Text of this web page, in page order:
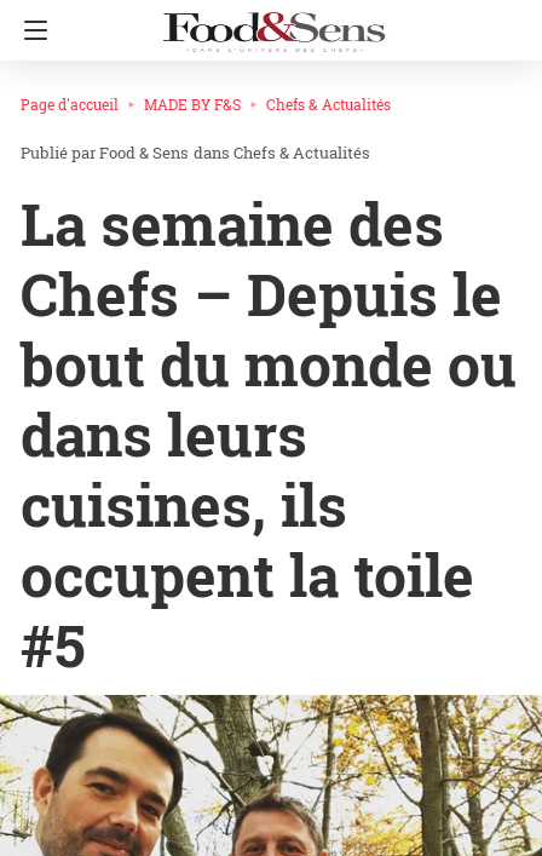
Page d'accueil MADE BY F&S Chefs & Actualités
Food & Sens dans Chefs & Actualités
La semaine des
Chefs – Depuis le
bout du monde ou
dans leurs
cuisines, ils
occupent la toile
#5